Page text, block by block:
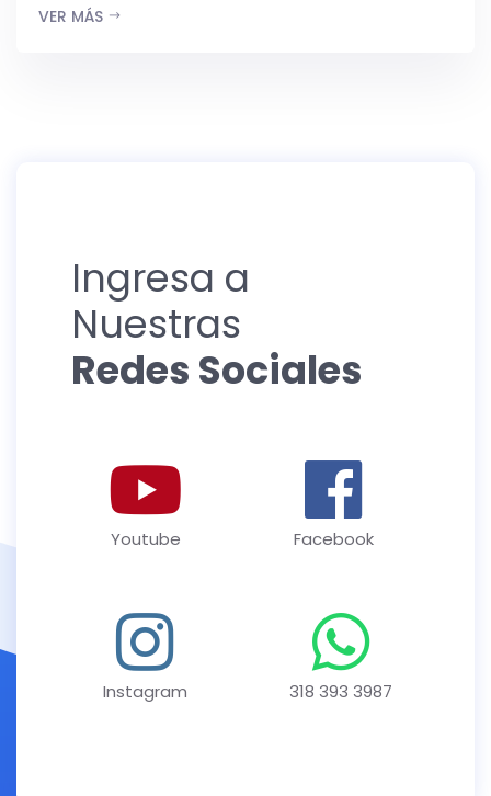
VER MÁS
Ingresa a
Nuestras
Redes Sociales
Youtube Facebook
Instagram 318 393 3987